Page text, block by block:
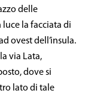
delle
luce la facciata di
ovest dell’insula.
via Lata,
dove si
lato di tale